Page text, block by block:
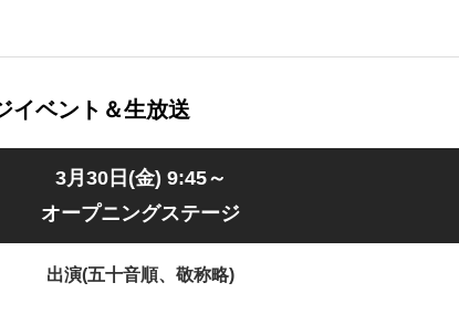
イベント＆生放送
3月30日(金) 9:45～
オープニングステージ
出演(五十音順、敬称略)